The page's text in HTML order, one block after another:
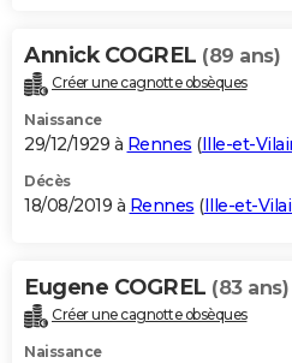
Annick COGREL (89 ans)
Créer une cagnotte obsèques
Naissance
29/12/1929 à Rennes (Ille-et-
Décès
18/08/2019 à Rennes (Ille-et-
Eugene COGREL (83 ans)
Créer une cagnotte obsèques
Naissance